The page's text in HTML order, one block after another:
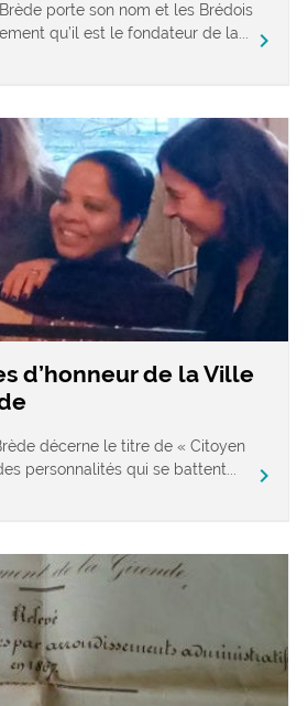
porte son nom et les Brédois
qu’il est le fondateur de la...
chevron_right
d’honneur de la Ville
décerne le titre de « Citoyen
personnalités qui se battent...
chevron_right